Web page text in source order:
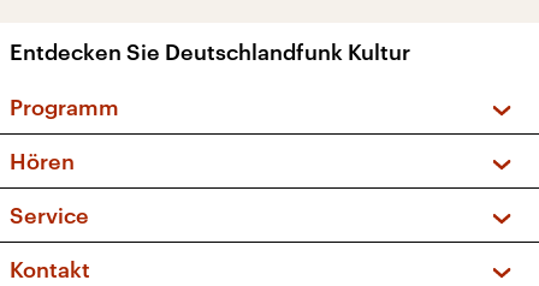
Entdecken Sie Deutschlandfunk Kultur
Programm
Sendungen und Podcasts
Musikliste
Kakadu – Das Kinderprogramm
Hören
Frequenzen (UKW + DAB+)
Service
FAQ
Kontakt